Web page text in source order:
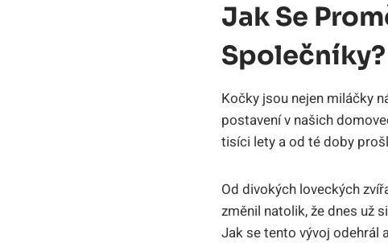
Jak Se
Společníky?
Kočky jsou nejen miláčky
postavení v našich
tisíci lety a od té doby
Od divokých loveckých
změnil natolik, že dnes už
Jak se tento vývoj odehrál